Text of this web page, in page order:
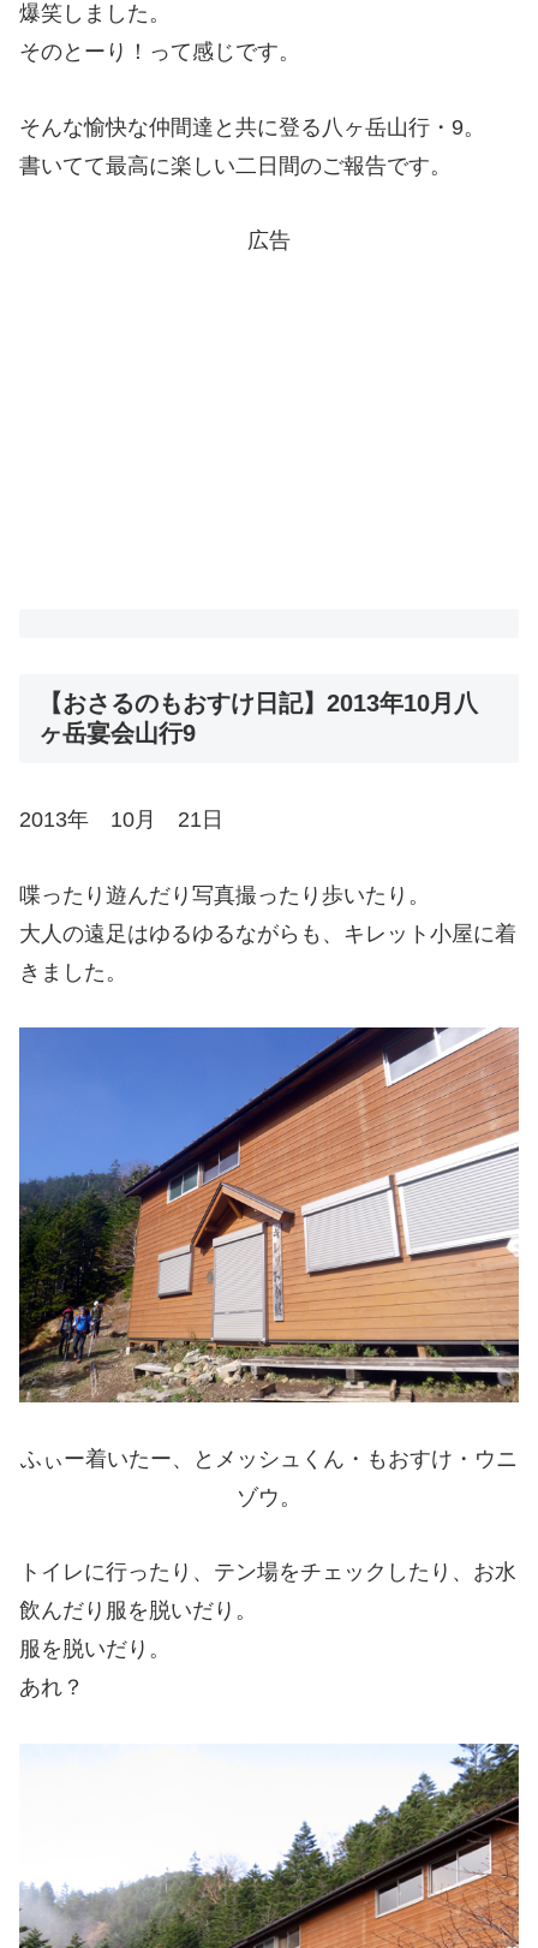
爆笑しました。
そのとーり！って感じです。
そんな愉快な仲間達と共に登る八ヶ岳山行・9。
書いてて最高に楽しい二日間のご報告です。
広告
【おさるのもおすけ日記】2013年10月八
ヶ岳宴会山行9
2013年 10月 21日
喋ったり遊んだり写真撮ったり歩いたり。
大人の遠足はゆるゆるながらも、キレット小屋に着
きました。
ふぃー着いたー、とメッシュくん・もおすけ・ウニ
ゾウ。
トイレに行ったり、テン場をチェックしたり、お水
飲んだり服を脱いだり。
服を脱いだり。
あれ？